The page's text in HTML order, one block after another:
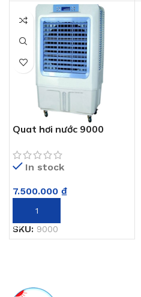
Quat hơi nước 9000
In stock
7.500.000 ₫
THÊM VÀO GIỎ HÀNG
SKU: 9000